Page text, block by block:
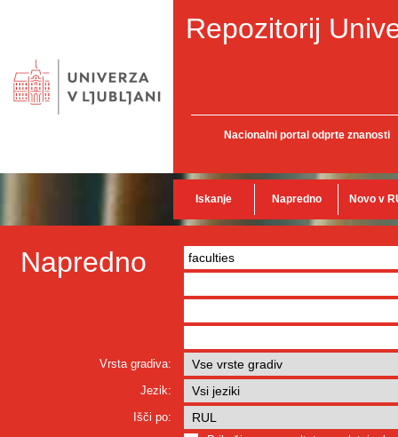
Repozitorij
Nacionalni portal odprte znanosti
Iskanje Napredno Novo v
Napredno
Vrsta gradiva:
Jezik:
Išči po: